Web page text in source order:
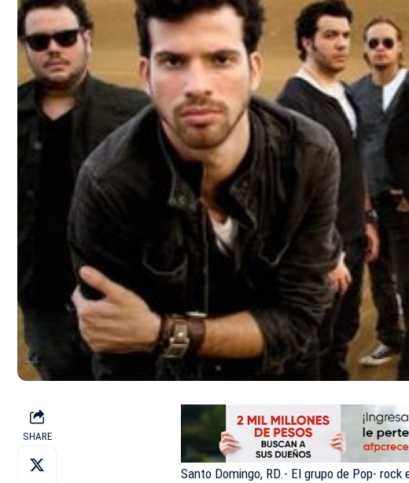
SHARE
Santo Domingo, RD.- El grupo de Pop-